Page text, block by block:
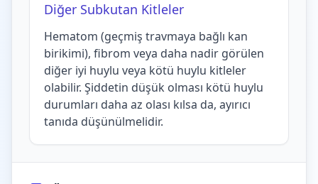
Diğer Subkutan Kitleler
Hematom (geçmiş travmaya bağlı kan
birikimi), fibrom veya daha nadir görülen
diğer iyi huylu veya kötü huylu kitleler
olabilir. Şiddetin düşük olması kötü huylu
durumları daha az olası kılsa da, ayırıcı
tanıda düşünülmelidir.